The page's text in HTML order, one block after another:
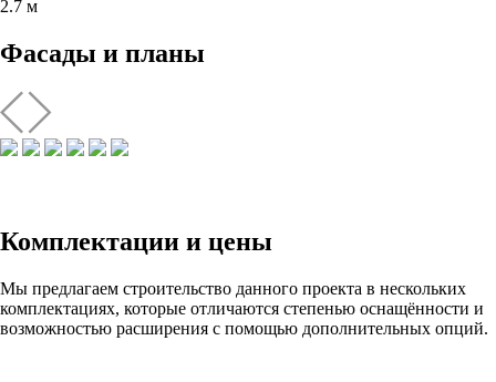
2.7 м
Фасады и планы
Комплектации и цены
Мы предлагаем строительство данного проекта в нескольких
комплектациях, которые отличаются степенью оснащённости и
возможностью расширения с помощью дополнительных опций.